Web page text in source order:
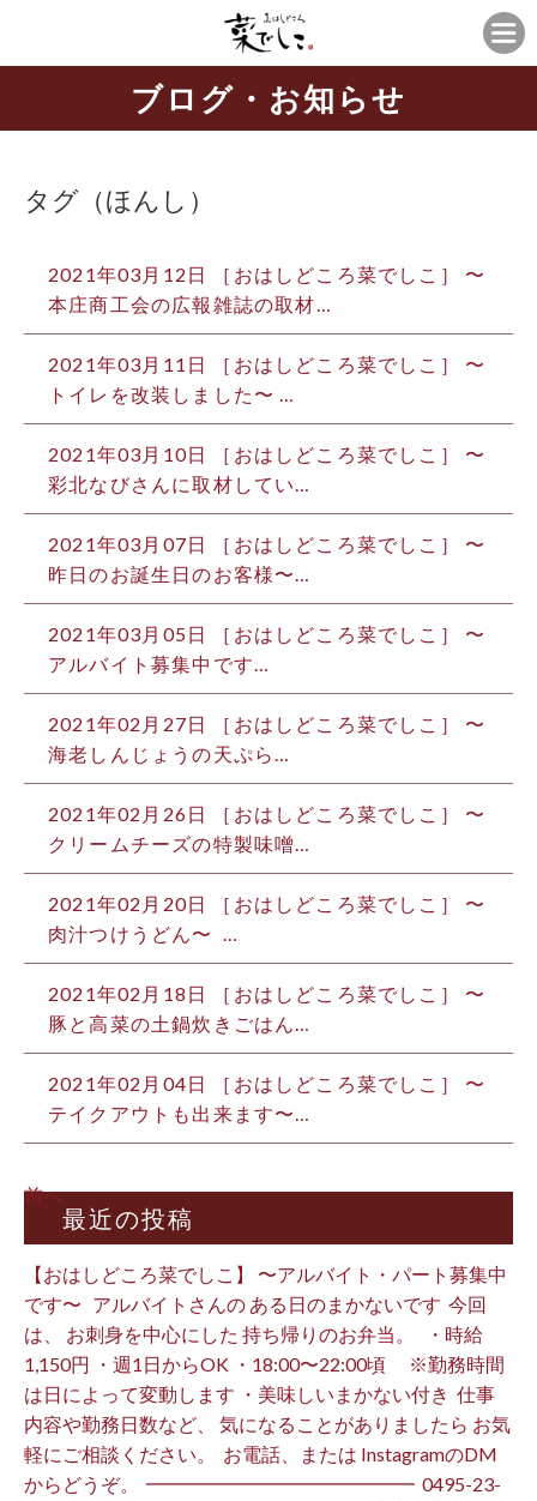
ブログ・お知らせ
タグ（ほんし）
2021年03月12日 ［おはしどころ菜でしこ］ 〜
本庄商工会の広報雑誌の取材…
2021年03月11日 ［おはしどころ菜でしこ］ 〜
トイレを改装しました〜 …
2021年03月10日 ［おはしどころ菜でしこ］ 〜
彩北なびさんに取材してい…
2021年03月07日 ［おはしどころ菜でしこ］ 〜
昨日のお誕生日のお客様〜 …
2021年03月05日 ［おはしどころ菜でしこ］ 〜
アルバイト募集中です️…
2021年02月27日 ［おはしどころ菜でしこ］ 〜
海老しんじょうの天ぷら…
2021年02月26日 ［おはしどころ菜でしこ］ 〜
クリームチーズの特製味噌…
2021年02月20日 ［おはしどころ菜でしこ］ 〜
肉汁つけうどん〜 …
2021年02月18日 ［おはしどころ菜でしこ］ 〜
豚と高菜の土鍋炊きごはん…
2021年02月04日 ［おはしどころ菜でしこ］ 〜
テイクアウトも出来ます️〜…
前へ
最近の投稿
【おはしどころ菜でしこ】 〜アルバイト・パート募集中
です〜 ⁡ ⁡ アルバイトさんの ある日のまかないです ⁡ 今回
は、 お刺身を中心にした 持ち帰りのお弁当。 ⁡ ⁡ ・時給
1,150円 ・週1日からOK ・18:00〜22:00頃 ※勤務時間
は日によって変動します ・美味しいまかない付き ⁡ 仕事
内容や勤務日数など、 気になることがありましたら お気
軽にご相談ください。 ⁡ お電話、または InstagramのDM
からどうぞ。 ⁡ ━━━━━━━━━━━━━━ ⁡ ️0495-23-